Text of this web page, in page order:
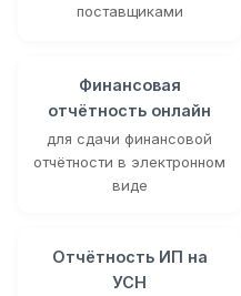
поставщиками
Финансовая
отчётность онлайн
для сдачи финансовой
отчётности в электронном
виде
Отчётность ИП на
УСН